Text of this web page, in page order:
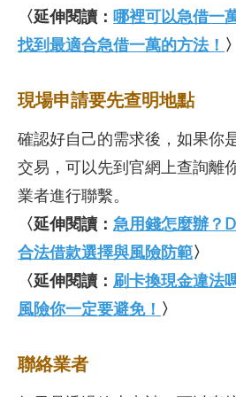
〈延伸閱讀： 哪裡可以急借一
找到最適合急借一萬的方法！ 〉
現場申請要先查明地點
確認好自己的需求後，如果你
交易，可以先到官網上查詢離
業者進行聯繫。
〈延伸閱讀： 急用錢怎麼辦？
合法借款選擇與風險防範〉
〈延伸閱讀： 刷卡換現金違法
風險你一定要避免！ 〉
聯絡業者